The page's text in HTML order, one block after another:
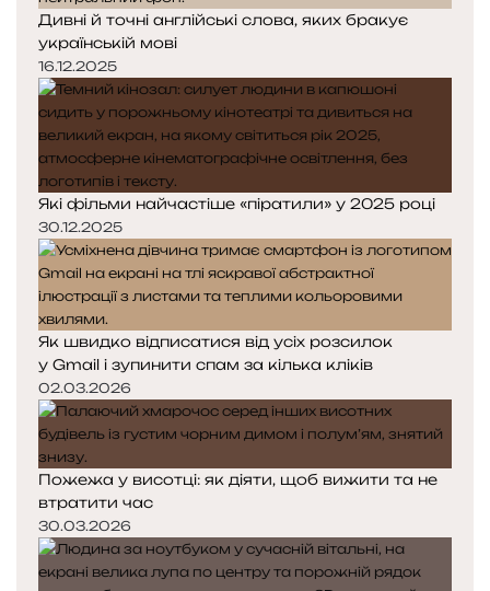
е
о
р
і
н
к
а
о
р
і
н
к
а
Дивні й точні англійські слова, яких бракує
українській мові
16.12.2025
Які фільми найчастіше «піратили» у 2025 році
30.12.2025
Як швидко відписатися від усіх розсилок
у Gmail і зупинити спам за кілька кліків
02.03.2026
Пожежа у висотці: як діяти, щоб вижити та не
втратити час
30.03.2026